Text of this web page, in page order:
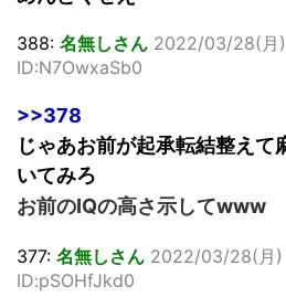
388: 名無しさん 2022/03/28(月
ID:N7OwxaSb0
>>378
じゃあお前が起承転結整えて
いてみろ
お前のIQの高さ示してwww
377: 名無しさん 2022/03/28(月)
ID:pSOHfJkd0